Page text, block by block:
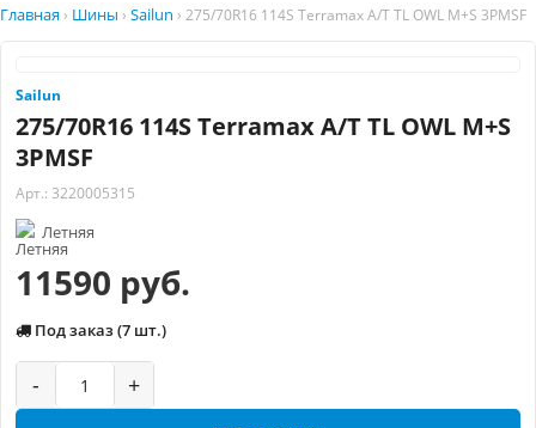
Главная › Шины › Sailun › 275/70R16 114S Terramax A/T TL OWL M+S 3PMSF
Sailun
275/70R16 114S Terramax A/T TL OWL M+S
3PMSF
Арт.: 3220005315
Летняя
11590 руб.
Под заказ (7 шт.)
- +